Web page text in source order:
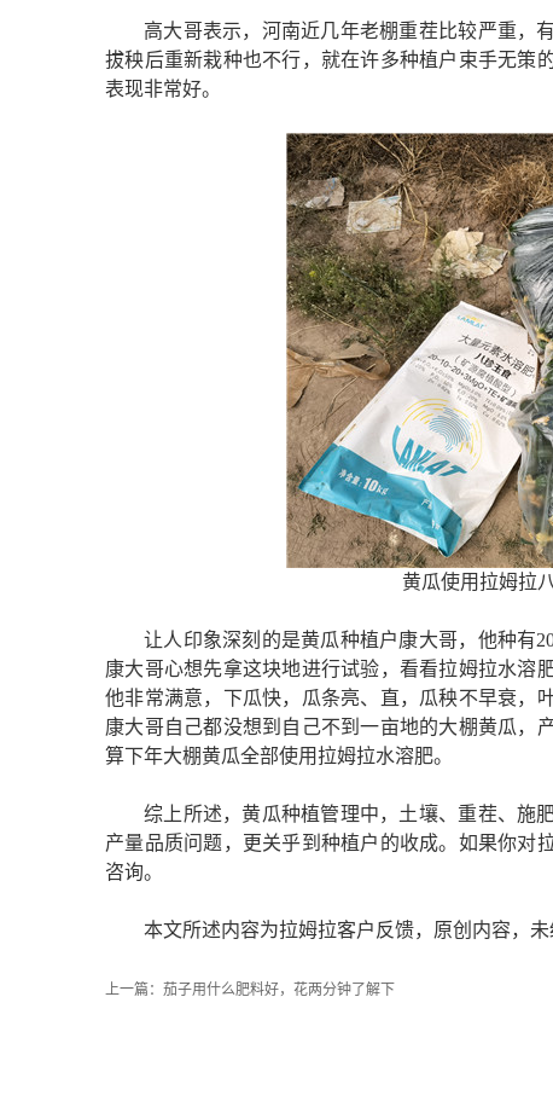
高大哥表示，河南近几年老棚重茬比较严重，
拔秧后重新栽种也不行，就在许多种植户束手无策
表现非常好。
黄瓜使用拉姆拉
让人印象深刻的是黄瓜种植户康大哥，他种有
康大哥心想先拿这块地进行试验，看看拉姆拉水溶
他非常满意，下瓜快，瓜条亮、直，瓜秧不早衰，
康大哥自己都没想到自己不到一亩地的大棚黄瓜，
算下年大棚黄瓜全部使用拉姆拉水溶肥。
综上所述，黄瓜种植管理中，土壤、重茬、施
产量品质问题，更关乎到种植户的收成。如果你对
咨询。
本文所述内容为拉姆拉客户反馈，原创内容，
上一篇： 茄子用什么肥料好，花两分钟了解下